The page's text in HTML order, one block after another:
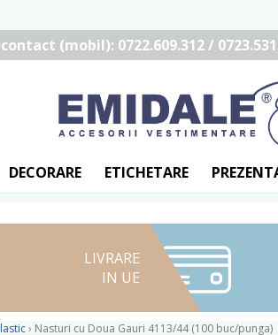
(mobil): 0722.609.312 /
DECORARE ETICHETARE
LIVRARE
IN UE
› Nasturi cu Doua Gauri 4113/44 (100 buc/punga)